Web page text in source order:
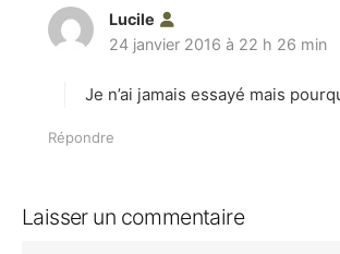
Lucile
i
24 janvier 2016 à 22 h 26 min
Je n’ai jamais essayé mais
Répondre
Laisser un commentaire